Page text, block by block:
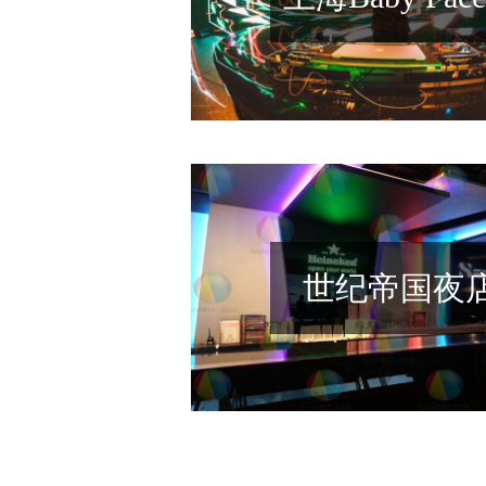
吧
世纪帝国夜